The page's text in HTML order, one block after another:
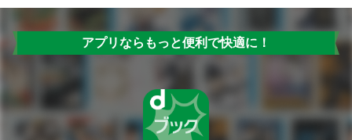
アプリならもっと便利で快適に！